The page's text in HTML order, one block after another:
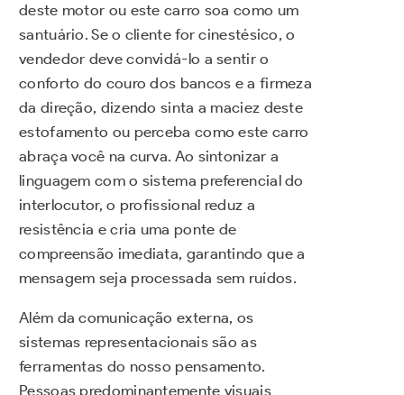
deste motor ou este carro soa como um
santuário. Se o cliente for cinestésico, o
vendedor deve convidá-lo a sentir o
conforto do couro dos bancos e a firmeza
da direção, dizendo sinta a maciez deste
estofamento ou perceba como este carro
abraça você na curva. Ao sintonizar a
linguagem com o sistema preferencial do
interlocutor, o profissional reduz a
resistência e cria uma ponte de
compreensão imediata, garantindo que a
mensagem seja processada sem ruídos.
Além da comunicação externa, os
sistemas representacionais são as
ferramentas do nosso pensamento.
Pessoas predominantemente visuais